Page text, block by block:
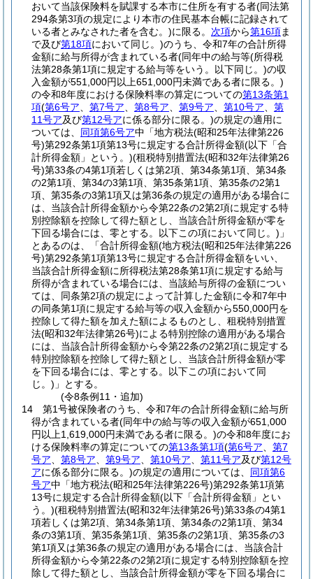
おいて当該保険料を賦課する本市に住所を有する者(同法第
294条第3項の規定により本市の住民基本台帳に記録されて
いる者とみなされた者を含む。)に限る。 次項から第16項ま
で及び第18項において同じ。)のうち、令和7年の合計所得
金額に給与所得が含まれている者(同年中の給与等(所得税
法第28条第1項に規定する給与等をいう。以下同じ。)の収
入金額が551,000円以上651,000円未満である者に限る。)
の令和8年度における保険料率の算定についての第13条第1
項(第6号ア 第7号ア 第8号ア 第9号ア 第10号ア
第
11号ア及び第12号アに係る部分に限る。)の規定の適用に
ついては、 同項第6号ア中「地方税法(昭和25年法律第226
号)第292条第1項第13号に規定する合計所得金額(以下「合
計所得金額」という。)(租税特別措置法(昭和32年法律第26
号)第33条の4第1項若しくは第2項、第34条第1項、第34条
の2第1項、第34の3第1項、第35条第1項、第35条の2第1
項、第35条の3第1項又は第36条の規定の適用がある場合に
は、当該合計所得金額から令第22条の2第2項に規定する特
別控除額を控除して得た額とし、当該合計所得金額が零を
下回る場合には、零とする。以下この項において同じ。) 」
とあるのは、「合計所得金額(地方税法(昭和25年法律第226
号)第292条第1項第13号に規定する合計所得金額をいい、
当該合計所得金額に所得税法第28条第1項に規定する給与
所得が含まれている場合には、当該給与所得の金額につい
ては、同条第2項の規定によって計算した金額に令和7年中
の同条第1項に規定する給与等の収入金額から550,000円を
控除して得た額を加えた額によるものとし、租税特別措置
法(昭和32年法律第26号)による特別控除の適用がある場合
には、当該合計所得金額から令第22条の2第2項に規定する
特別控除額を控除して得た額とし、当該合計所得金額が零
を下回る場合には、零とする。以下この項において同
じ。) 」とする。
(令8条例11・追加)
14
第1号被保険者のうち、令和7年の合計所得金額に給与所
得が含まれている者(同年中の給与等の収入金額が651,000
円以上1,619,000円未満である者に限る。)の令和8年度にお
ける保険料率の算定についての第13条第1項(第6号ア
第7
号ア
第8号ア 第9号ア 第10号ア 第11号ア及び第12号
アに係る部分に限る。)の規定の適用については、 同項第6
号ア中「地方税法(昭和25年法律第226号)第292条第1項第
13号に規定する合計所得金額(以下「合計所得金額」とい
う。)(租税特別措置法(昭和32年法律第26号)第33条の4第1
項若しくは第2項、第34条第1項、第34条の2第1項、第34
条の3第1項、第35条第1項、第35条の2第1項、第35条の3
第1項又は第36条の規定の適用がある場合には、当該合計
所得金額から令第22条の2第2項に規定する特別控除額を控
除して得た額とし、当該合計所得金額が零を下回る場合に